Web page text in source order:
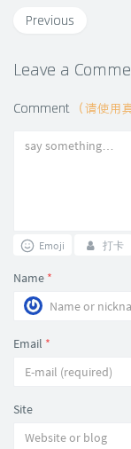
Previous
Leave a
Comment （请使用
Emoji 打卡
Name *
Email *
Site